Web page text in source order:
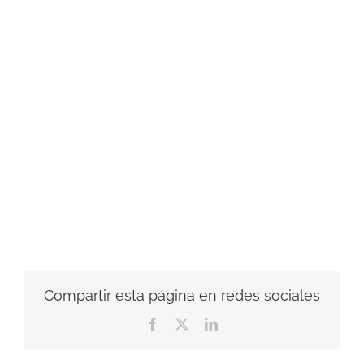
Compartir esta página en redes sociales
Facebook LinkedIn